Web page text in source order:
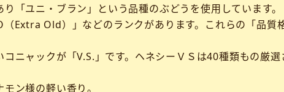
「ユニ・ブラン」という品種のぶどうを使用しています。
Extra Old）」などのランクがあります。これらの「品質
ニャックが「V.S.」です。ヘネシーＶＳは40種類もの厳
ン様の軽い香り。